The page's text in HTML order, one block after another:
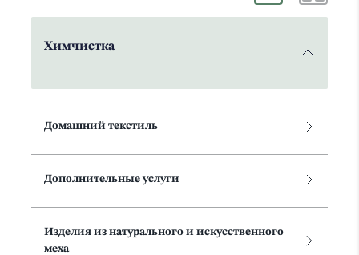
Химчистка
Домашний текстиль
Дополнительные услуги
Изделия из натурального и искусственного
меха